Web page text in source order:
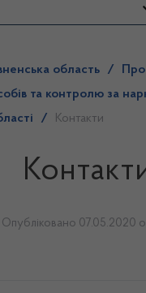
область /
та контролю за
/ Контакти
Опубліковано 07.05.2020 о